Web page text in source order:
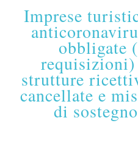
Imprese
obbligate
strutture
cancellate e
di